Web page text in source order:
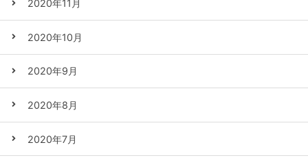
2020年11月
2020年10月
2020年9月
2020年8月
2020年7月